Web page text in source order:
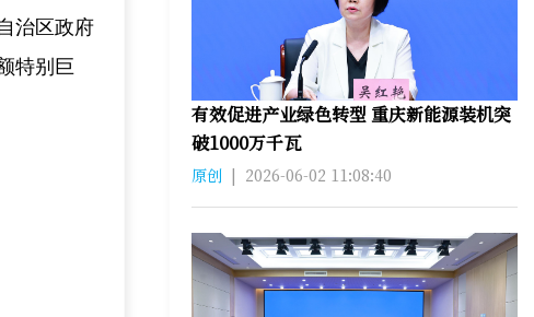
治区政府
特别巨
有效促进产业绿色转型 重庆新能源装机突
破1000万千瓦
原创 | 2026-06-02 11:08:40